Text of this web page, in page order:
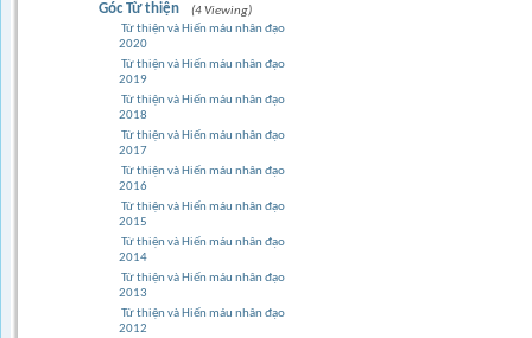
Góc Từ thiện
(4 Viewing)
Từ thiện và Hiến máu nhân đạo
2020
Từ thiện và Hiến máu nhân đạo
2019
Từ thiện và Hiến máu nhân đạo
2018
Từ thiện và Hiến máu nhân đạo
2017
Từ thiện và Hiến máu nhân đạo
2016
Từ thiện và Hiến máu nhân đạo
2015
Từ thiện và Hiến máu nhân đạo
2014
Từ thiện và Hiến máu nhân đạo
2013
Từ thiện và Hiến máu nhân đạo
2012